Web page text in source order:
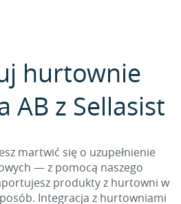
hurtownie
AB z Sellasist
martwić się o uzupełnienie
— z pomocą naszego
produkty z hurtowni w
Integracja z hurtowniami